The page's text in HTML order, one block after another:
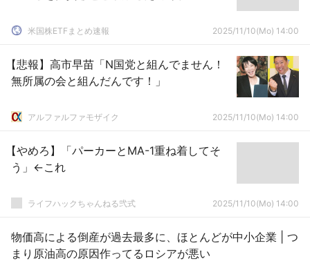
米国株ETFまとめ速報 2025/11/10(Mo) 14:00
【悲報】高市早苗「N国党と組んでません！
無所属の会と組んだんです！」
アルファルファモザイク 2025/11/10(Mo) 14:00
【やめろ】「パーカーとМA-1重ね着してそ
う」←これ
ライフハックちゃんねる弐式 2025/11/10(Mo) 14:00
物価高による倒産が過去最多に、ほとんどが中小企業 | つ
まり原油高の原因作ってるロシアが悪い